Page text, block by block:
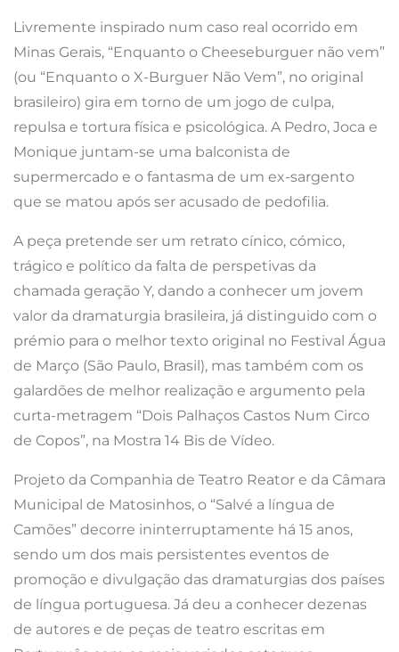
Livremente inspirado num caso real ocorrido em
Minas Gerais, “Enquanto o Cheeseburguer não vem”
(ou “Enquanto o X-Burguer Não Vem”, no original
brasileiro) gira em torno de um jogo de culpa,
repulsa e tortura física e psicológica. A Pedro, Joca e
Monique juntam-se uma balconista de
supermercado e o fantasma de um ex-sargento
que se matou após ser acusado de pedofilia.
A peça pretende ser um retrato cínico, cómico,
trágico e político da falta de perspetivas da
chamada geração Y, dando a conhecer um jovem
valor da dramaturgia brasileira, já distinguido com o
prémio para o melhor texto original no Festival Água
de Março (São Paulo, Brasil), mas também com os
galardões de melhor realização e argumento pela
curta-metragem “Dois Palhaços Castos Num Circo
de Copos”, na Mostra 14 Bis de Vídeo.
Projeto da Companhia de Teatro Reator e da Câmara
Municipal de Matosinhos, o “Salvé a língua de
Camões” decorre ininterruptamente há 15 anos,
sendo um dos mais persistentes eventos de
promoção e divulgação das dramaturgias dos países
de língua portuguesa. Já deu a conhecer dezenas
de autores e de peças de teatro escritas em